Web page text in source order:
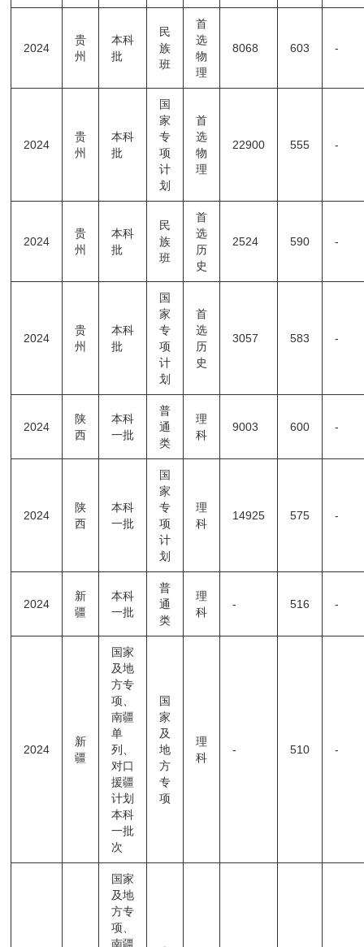
2024
贵
州
本科
批
民
族
班
首
选
物
理
8068 603 -
2024
贵
州
本科
批
国
家
专
项
计
划
首
选
物
理
22900 555 -
2024
贵
州
本科
批
民
族
班
首
选
历
史
2524 590 -
2024
贵
州
本科
批
国
家
专
项
计
划
首
选
历
史
3057 583 -
2024
陕
西
本科
一批
普
通
类
理
科
9003 600 -
2024
陕
西
本科
一批
国
家
专
项
计
划
理
科
14925 575 -
2024
新
疆
本科
一批
普
通
类
理
科
- 516 -
2024
新
疆
国家
及地
方专
项、
南疆
单
列、
对口
援疆
计划
本科
一批
次
国
家
及
地
方
专
项
理
科
- 510 -
国家
及地
方专
项、
南疆